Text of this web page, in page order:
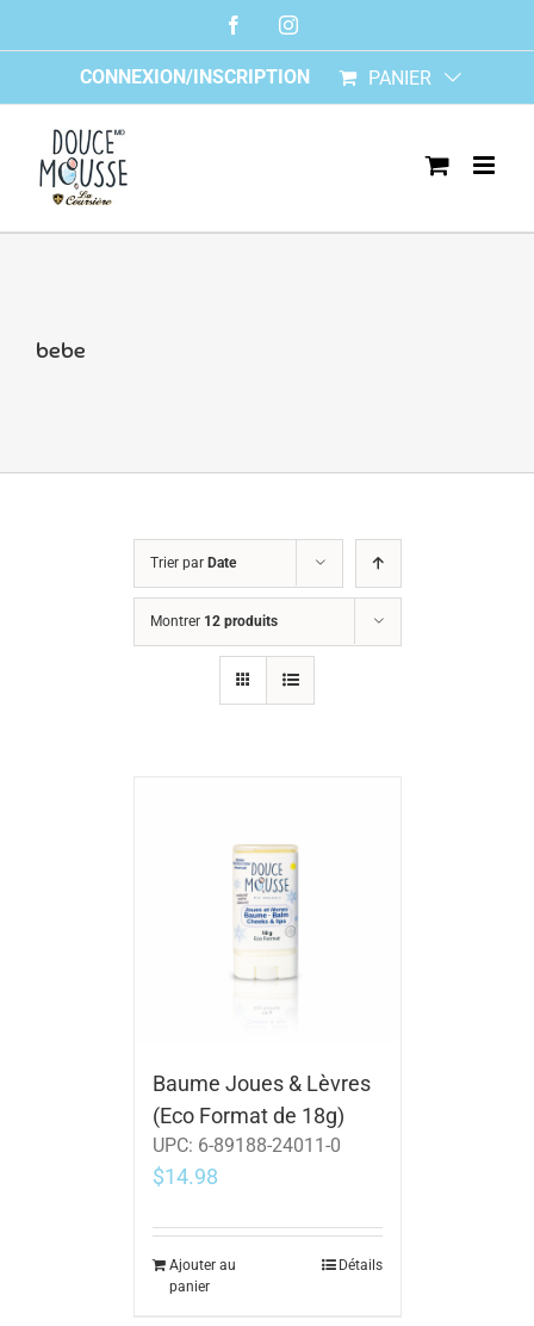
FacebookInstagram
CONNEXION/INSCRIPTION PANIER
bebe
Trier par Date
Montrer 12 produits
Baume Joues & Lèvres
(Eco Format de 18g)
UPC: 6-89188-24011-0
$14.98
Ajouter au
panier
Détails